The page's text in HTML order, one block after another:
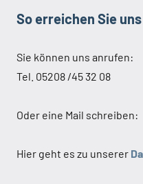
So erreichen Sie uns
Sie können uns anrufen:
Tel. 05208 /45 32 08
Oder eine Mail schreiben:
Hier geht es zu unserer